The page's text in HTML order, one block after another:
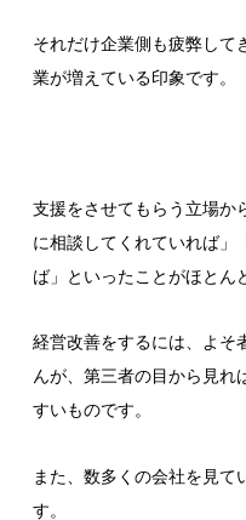
それだけ企業側も疲弊して
業が増えている印象です。
支援をさせてもらう立場か
に相談してくれていれば」
ば」といったことがほとん
経営改善をするには、よそ
んが、第三者の目から見れ
すいものです。
また、数多くの会社を見て
す。